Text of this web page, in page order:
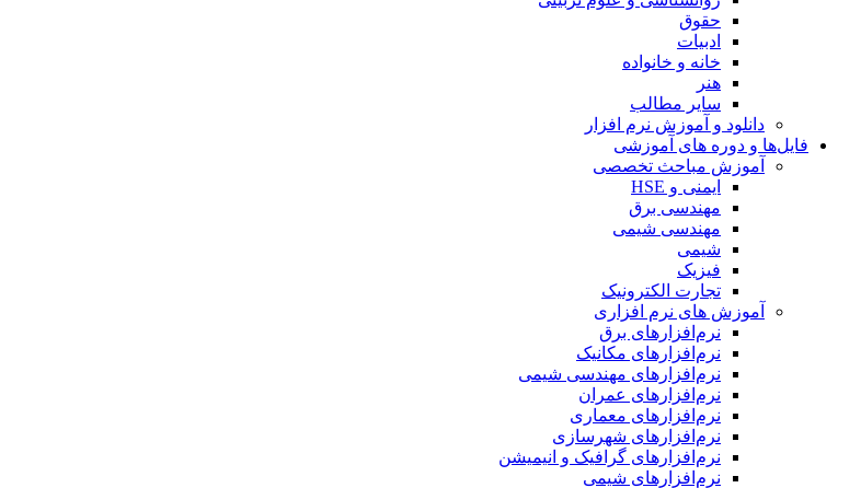
حقوق
ادبیات
خانه و خانواده
هنر
سایر مطالب
دانلود و آموزش نرم افزار
فایل‌ها و دوره های آموزشی
آموزش مباحث تخصصی
ایمنی و HSE
مهندسی برق
مهندسی شیمی
شیمی
فیزیک
تجارت الکترونیک
آموزش های نرم افزاری
نرم‌افزارهای برق
نرم‌افزارهای مکانیک
نرم‌افزارهای مهندسی شیمی
نرم‌افزارهای عمران
نرم‌افزارهای معماری
نرم‌افزارهای شهرسازی
نرم‌افزارهای گرافیک و انیمیشن
نرم‌افزارهای شیمی